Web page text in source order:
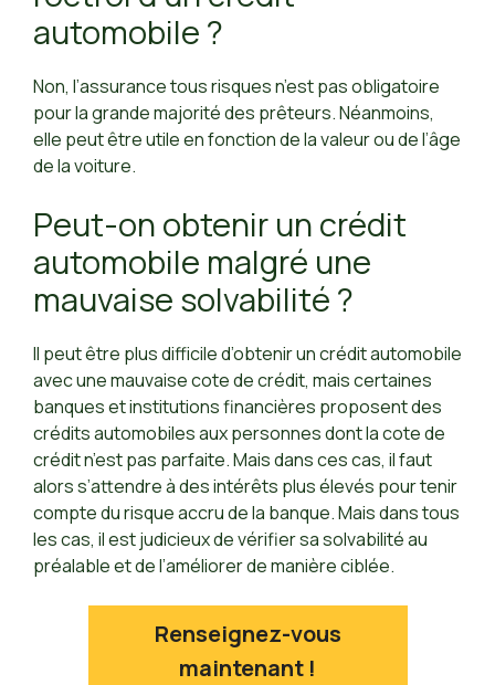
automobile ?
Non, l’assurance tous risques n’est pas obligatoire
pour la grande majorité des prêteurs. Néanmoins,
elle peut être utile en fonction de la valeur ou de l’âge
de la voiture.
Peut-on obtenir un crédit
automobile malgré une
mauvaise solvabilité ?
Il peut être plus difficile d’obtenir un crédit automobile
avec une mauvaise cote de crédit, mais certaines
banques et institutions financières proposent des
crédits automobiles aux personnes dont la cote de
crédit n’est pas parfaite. Mais dans ces cas, il faut
alors s’attendre à des intérêts plus élevés pour tenir
compte du risque accru de la banque. Mais dans tous
les cas, il est judicieux de vérifier sa solvabilité au
préalable et de l’améliorer de manière ciblée.
Renseignez-vous
maintenant !